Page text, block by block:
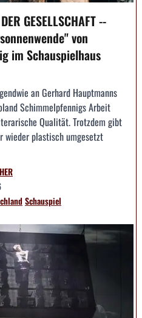
GESELLSCHAFT --
von
im Schauspielhaus
an Gerhard Hauptmanns
Schimmelpfennigs Arbeit
Qualität. Trotzdem gibt
plastisch umgesetzt
Schauspiel